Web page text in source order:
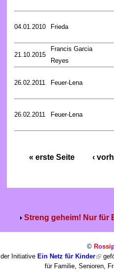
04.01.2010 Frieda
21.10.2015
Francis Garcia
Reyes
26.02.2011 Feuer-Lena
26.02.2011 Feuer-Lena
« erste Seite ‹
Streng geheim! Nur für
© Rossi
Initiative Ein Netz für Kinder
für Familie, Senioren,